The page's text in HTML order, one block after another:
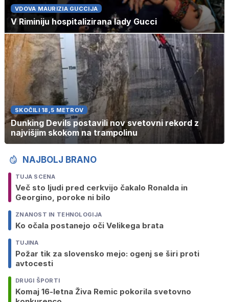
VDOVA MAURIZIA GUCCIJA
V Riminiju hospitalizirana lady Gucci
SKOČILI 18,5 METROV
Dunking Devils postavili nov svetovni rekord z
najvišjim skokom na trampolinu
NAJBOLJ BRANO
TUJA SCENA
Več sto ljudi pred cerkvijo čakalo Ronalda in
Georgino, poroke ni bilo
ZNANOST IN TEHNOLOGIJA
Ko očala postanejo oči Velikega brata
TUJINA
Požar tik za slovensko mejo: ogenj se širi proti
avtocesti
DRUGI ŠPORTI
Komaj 16-letna Živa Remic pokorila svetovno